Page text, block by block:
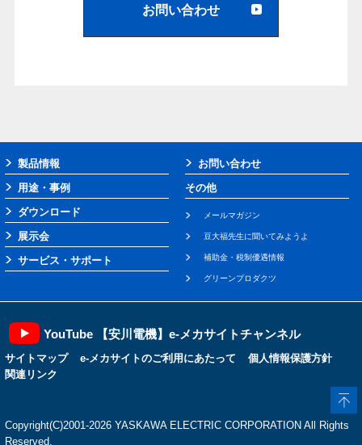
お問い合わせ
製品情報
用途・事例
ダウンロード
展示会
サービス・サポート
お問い合わせ
その他
メールマガジン
豆大福先生に聞いてみようよ
補助金・税制優遇情報
グリーンプロダクツ
YouTube 【安川電機】e-メカサイトチャンネル
サイトマップ e-メカサイトのご利用にあたって
個人情報保護方針
関連リンク
Copyright(C)2001‐2026 YASKAWA ELECTRIC CORPORATION All Rights
Reserved.